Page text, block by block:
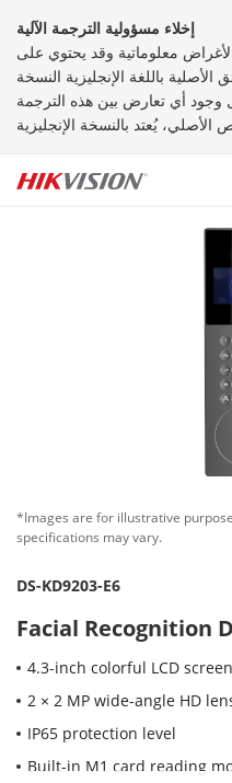
إخلاء مسؤولية الترجمة الآلية
معلوماتية وقد يحتوي على
باللغة الإنجليزية النسخة
وجود أي تعارض بين هذه الترجمة
*Images are for illustrative
specifications may vary.
DS-KD9203-E6
Facial Recognition
4.3-inch colorful LCD
2 × 2 MP wide-angle HD
IP65 protection level
Built-in M1 card reading